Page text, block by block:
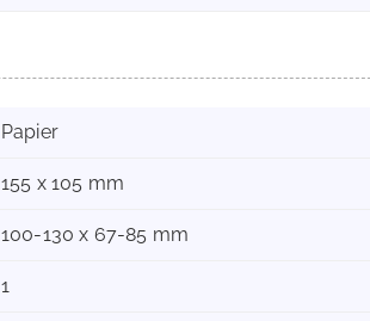
Papier
155 x 105 mm
100-130 x 67-85 mm
1